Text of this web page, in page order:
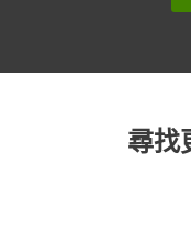
尋找